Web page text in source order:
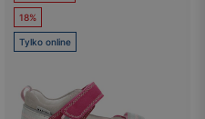
18%
Tylko online